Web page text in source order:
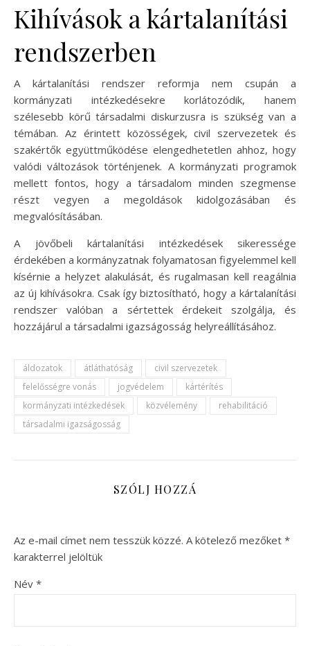
Kihívások a kártalanítási
rendszerben
A kártalanítási rendszer reformja nem csupán a
kormányzati intézkedésekre korlátozódik, hanem
szélesebb körű társadalmi diskurzusra is szükség van a
témában. Az érintett közösségek, civil szervezetek és
szakértők együttműködése elengedhetetlen ahhoz, hogy
valódi változások történjenek. A kormányzati programok
mellett fontos, hogy a társadalom minden szegmense
részt vegyen a megoldások kidolgozásában és
megvalósításában.
A jövőbeli kártalanítási intézkedések sikeressége
érdekében a kormányzatnak folyamatosan figyelemmel kell
kísérnie a helyzet alakulását, és rugalmasan kell reagálnia
az új kihívásokra. Csak így biztosítható, hogy a kártalanítási
rendszer valóban a sértettek érdekeit szolgálja, és
hozzájárul a társadalmi igazságosság helyreállításához.
áldozatok átláthatóság
civil szervezetek
felelősségre vonás
jogvédelem
kártérítés
kormányzati intézkedések
közvélemény
rehabilitáció
társadalmi igazságosság
SZÓLJ HOZZÁ
Az e-mail címet nem tesszük közzé. A kötelező mezőket *
karakterrel jelöltük
Név *